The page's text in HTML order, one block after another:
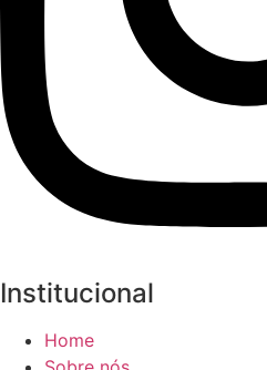
Institucional
Home